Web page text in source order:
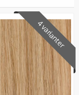
4 varianter